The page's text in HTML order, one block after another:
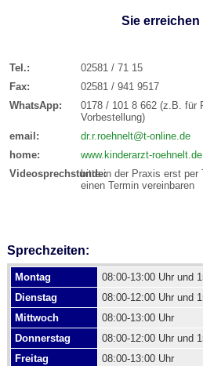
Sie erreichen
Tel.:
02581 / 71 15
Fax:
02581 / 941 9517
WhatsApp:
0178 / 101 8 662 (z.B. für
Vorbestellung)
email:
dr.r.roehnelt@t-online.de
home:
www.kinderarzt-roehnelt.de
Videosprechstunde:bitte in der Praxis erst per
einen Termin vereinbaren
Sprechzeiten:
Montag
08:00-13:00 Uhr und
Dienstag
08:00-12:00 Uhr und
Mittwoch
08:00-13:00 Uhr
Donnerstag
08:00-12:00 Uhr und
Freitag
08:00-13:00 Uhr